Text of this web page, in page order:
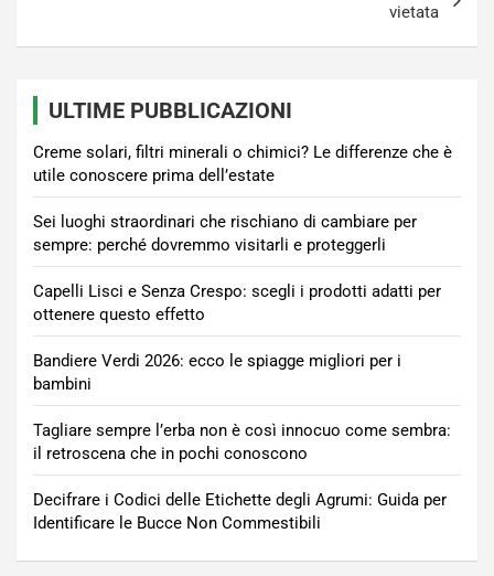
vietata
ULTIME PUBBLICAZIONI
Creme solari, filtri minerali o chimici? Le differenze che è
utile conoscere prima dell’estate
Sei luoghi straordinari che rischiano di cambiare per
sempre: perché dovremmo visitarli e proteggerli
Capelli Lisci e Senza Crespo: scegli i prodotti adatti per
ottenere questo effetto
Bandiere Verdi 2026: ecco le spiagge migliori per i
bambini
Tagliare sempre l’erba non è così innocuo come sembra:
il retroscena che in pochi conoscono
Decifrare i Codici delle Etichette degli Agrumi: Guida per
Identificare le Bucce Non Commestibili